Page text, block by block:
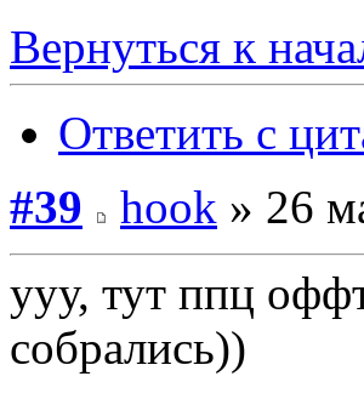
Вернуться к
Ответить с
#39
hook » 26
ууу, тут ппц
собрались))